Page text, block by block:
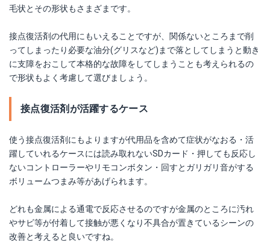
毛状とその形状もさまざまです。
接点復活剤の代用にもいえることですが、関係ないところまで削
ってしまったり必要な油分(グリスなど)まで落としてしまうと動き
に支障をおこして本格的な故障をしてしまうことも考えられるの
で形状もよく考慮して選びましょう。
接点復活剤が活躍するケース
使う接点復活剤にもよりますが代用品を含めて症状がなおる・活
躍していれるケースには読み取れないSDカード・押しても反応し
ないコントローラーやリモコンボタン・回すとガリガリ音がする
ボリュームつまみ等があげられます。
どれも金属による通電で反応させるのですが金属のところに汚れ
やサビ等が付着して接触が悪くなり不具合が置きているシーンの
改善と考えると良いですね。